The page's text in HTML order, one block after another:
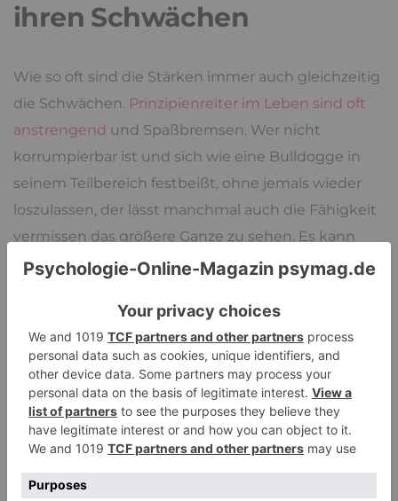
ihren Schwächen
Wie so oft sind die Stärken immer auch gleichzeitig
die Schwächen. Prinzipienreiter im Leben sind oft
anstrengend und Spaßbremsen. Wer nicht
korrumpierbar ist und sich wie eine Bulldogge in
seinem Teilbereich festbeißt, ohne jemals wieder
loszulassen, der lässt manchmal auch die Fähigkeit
vermissen das größere Ganze zu sehen. Es kann
durchaus sein, dass der Bereich, den ein Kontrolleur
ist, aber dennoch nur ein Teil eines größeren
Systems, das insgesamt laufen muss und Mitglieder
die paranoide Gruppe ist eher so gestrickt, dass sie
einzelne Bäume, an ihnen noch jedes Blatt und die
Rinde genau sieht, aber den Wald nicht erkennt.
Gründlichkeit ist zuweilen oft auch ein Mangel an